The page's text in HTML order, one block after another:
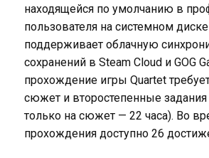
находящейся по умолчанию в
пользователя на системном
поддерживает облачную
сохранений в Steam Cloud и GOG
прохождение игры Quartet
сюжет и второстепенные
только на сюжет — 22 часа). Во
прохождения доступно 26